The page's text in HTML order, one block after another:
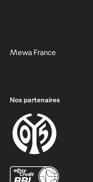
Mewa France
Nos partenaires